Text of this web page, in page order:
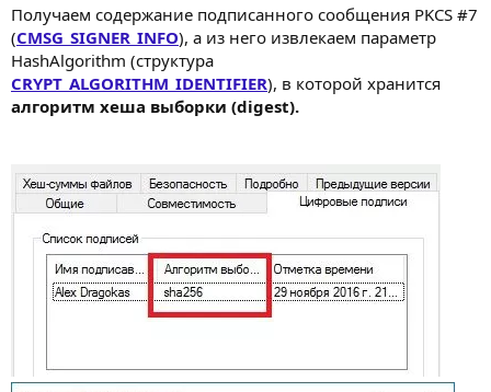
Получаем содержание подписанного сообщения PKCS #7
(CMSG_SIGNER_INFO), а из него извлекаем параметр
HashAlgorithm (структура
CRYPT_ALGORITHM_IDENTIFIER), в которой хранится
алгоритм хеша выборки (digest).